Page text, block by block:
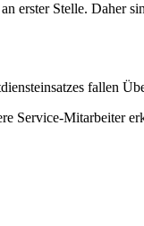
erster Stelle. Daher
fallen
Service-Mitarbeiter